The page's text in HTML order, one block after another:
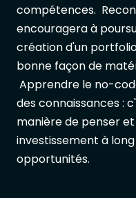
compétences.
encouragera à
création d'un
bonne façon de
Apprendre le no-
des connaissances :
manière de penser
investissement à
opportunités.